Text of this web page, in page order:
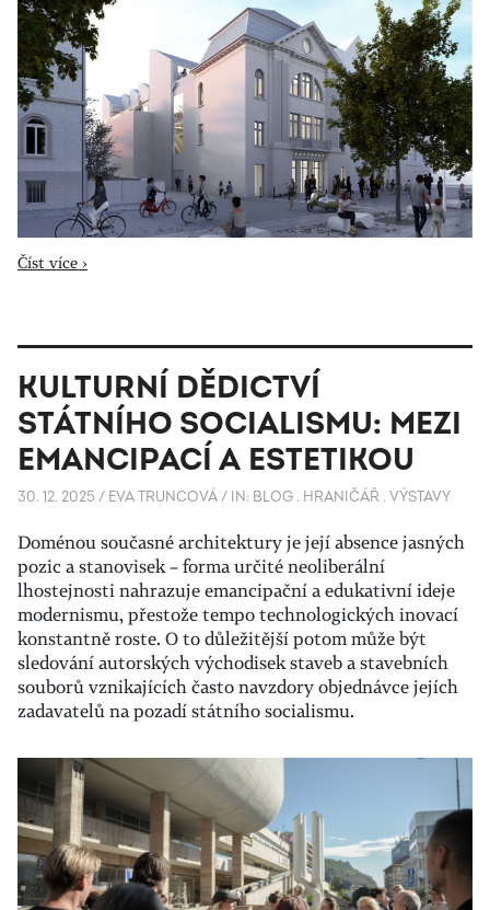
Číst více ›
KULTURNÍ DĚDICTVÍ
STÁTNÍHO SOCIALISMU: MEZI
EMANCIPACÍ A ESTETIKOU
30. 12. 2025 / EVA TRUNCOVÁ/ IN: BLOG . HRANIČÁŘ . VÝSTAVY
Doménou současné architektury je její absence jasných
pozic a stanovisek – forma určité neoliberální
lhostejnosti nahrazuje emancipační a edukativní ideje
modernismu, přestože tempo technologických inovací
konstantně roste. O to důležitější potom může být
sledování autorských východisek staveb a stavebních
souborů vznikajících často navzdory objednávce jejích
zadavatelů na pozadí státního socialismu.